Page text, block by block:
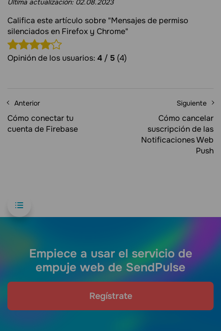
Última actualización: 02.08.2023
Califica este artículo sobre "Mensajes de permiso
silenciados en Firefox y Chrome"
Opinión de los usuarios: 4 / 5 (4)
Anterior
Cómo conectar tu
cuenta de Firebase
Siguiente
Cómo cancelar
suscripción de las
Notificaciones Web
Push
Empiece a usar el servicio de
empuje web de SendPulse
Regístrate